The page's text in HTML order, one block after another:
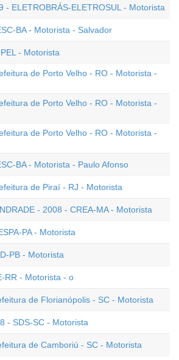
- ELETROBRÁS-ELETROSUL - Motorista
BA - Motorista - Salvador
- Motorista
de Porto Velho - RO - Motorista -
de Porto Velho - RO - Motorista -
de Porto Velho - RO - Motorista -
BA - Motorista - Paulo Afonso
de Piraí - RJ - Motorista
- 2008 - CREA-MA - Motorista
PA - Motorista
PB - Motorista
RR - Motorista - o
de Florianópolis - SC - Motorista
- SDS-SC - Motorista
de Camboriú - SC - Motorista